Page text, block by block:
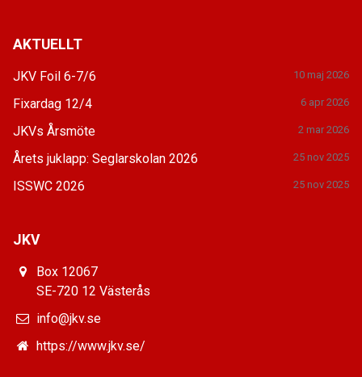
AKTUELLT
JKV Foil 6-7/6 10 maj 2026
Fixardag 12/4 6 apr 2026
JKVs Årsmöte 2 mar 2026
Årets juklapp: Seglarskolan 2026 25 nov 2025
ISSWC 2026 25 nov 2025
JKV
Box 12067
SE-720 12 Västerås
info@jkv.se
https://www.jkv.se/